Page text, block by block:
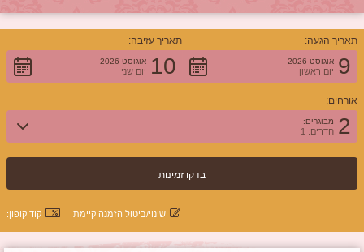
תאריך הגעה:
9 אוגוסט 2026
יום ראשון
תאריך עזיבה:
10 אוגוסט 2026
יום שני
אורחים:
2 מבוגרים:
חדרים: 1
קוד קופון: שינוי/ביטול הזמנה קיימת